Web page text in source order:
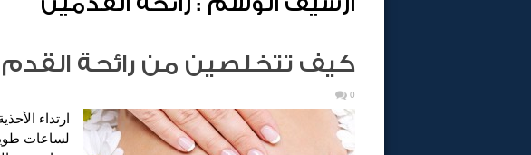
كيف تتخلصين من رائحة القدم
0
ارتداء
لساعات